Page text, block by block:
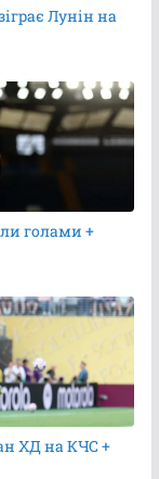
Лунін на
голами +
ХД на КЧС +